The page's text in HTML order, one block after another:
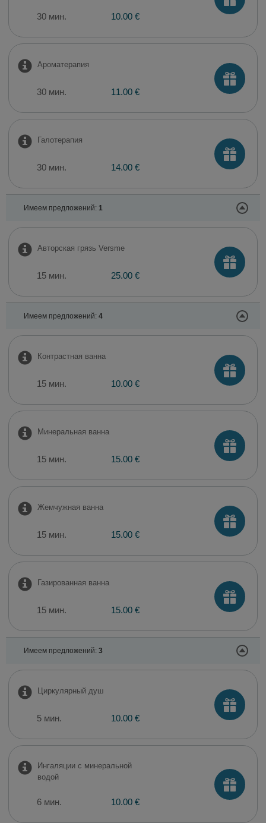
30 мин. 10.00 €
Ароматерапия
30 мин. 11.00 €
Галотерапия
30 мин. 14.00 €
Имеем предложений: 1
Авторская грязь Versme
15 мин. 25.00 €
Имеем предложений: 4
Контрастная ванна
15 мин. 10.00 €
Минеральная ванна
15 мин. 15.00 €
Жемчужная ванна
15 мин. 15.00 €
Газированная ванна
15 мин. 15.00 €
Имеем предложений: 3
Циркулярный душ
5 мин. 10.00 €
Ингаляции с минеральной
водой
6 мин. 10.00 €